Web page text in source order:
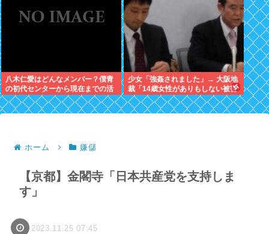
八木仁愛はどんなメンバー？僕青
の初代センターから現在までの活
動を紹介
少女「強姦されました」→ 大阪地
裁「14歳女性がありもしない被害
をでっちあげるとは考えにくい」
→懲役12年→元少女「嘘でした
ホーム 嫌儲
【京都】金閣寺「日本共産党を支持しま
す」
2023.11.25 07:45